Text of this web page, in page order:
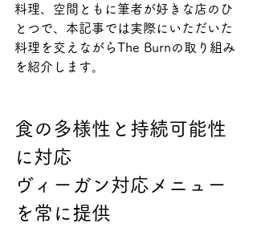
料理、空間ともに筆者が好きな店のひ
とつで、本記事では実際にいただいた
料理を交えながらThe Burnの取り組み
を紹介します。
食の多様性と持続可能性
に対応
ヴィーガン対応メニュー
を常に提供